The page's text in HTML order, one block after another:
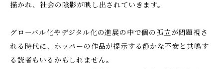
描かれ、社会の陰影が映し出されていきます。
グローバル化やデジタル化の進展の中で個の孤立が問題視さ
れる時代に、ホッパーの作品が提示する静かな不安と共鳴す
る読者もいるかもしれません。